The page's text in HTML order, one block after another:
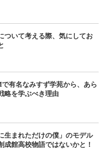
ついて考える際、気にしてお
有名なみすず学苑から、あら
略を学ぶべき理由
生まれただけの僕」のモデル
成館高校物語ではないかと！